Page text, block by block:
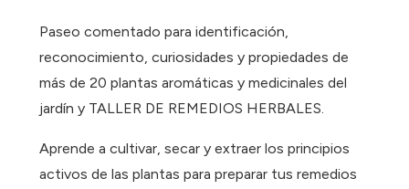
Paseo comentado para identificación,
reconocimiento, curiosidades y propiedades de
más de 20 plantas aromáticas y medicinales del
jardín y TALLER DE REMEDIOS HERBALES.
Aprende a cultivar, secar y extraer los principios
activos de las plantas para preparar tus remedios